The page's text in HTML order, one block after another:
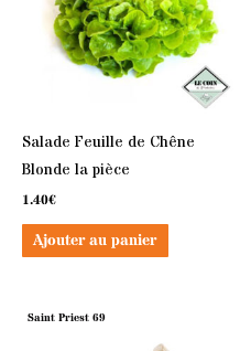
Salade Feuille de Chêne
Blonde la pièce
1.40€
Ajouter au panier
Saint Priest 69